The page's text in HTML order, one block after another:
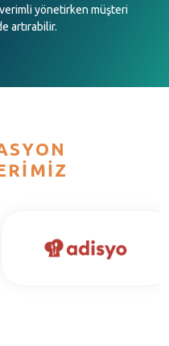
yönetirken müşteri
artırabilir.